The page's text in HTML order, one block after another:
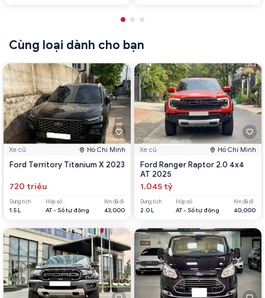
Cùng loại dành cho bạn
Xe cũ Hồ Chí Minh
Ford Territory Titanium X 2023
720 triệu
Dung tích
1.5 L
Hộp số
AT - Số tự động
Km đã đi
43,000
Xe cũ Hồ Chí Minh
Ford Ranger Raptor 2.0 4x4
AT 2025
1.045 tỷ
Dung tích
2.0 L
Hộp số
AT - Số tự động
Km đã đi
40,000